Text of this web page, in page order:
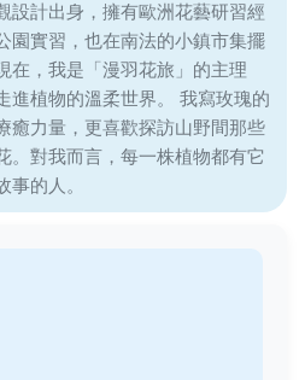
設計出身，擁有歐洲花藝研習經
園實習，也在南法的小鎮市集擺
在，我是「漫羽花旅」的主理
進植物的溫柔世界。 我寫玫瑰的
癒力量，更喜歡探訪山野間那些
。對我而言，每一株植物都有它
的人。